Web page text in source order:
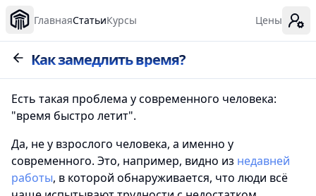
ГлавнаяСтатьиКурсы Цены
Как замедлить время?
Есть такая проблема у современного человека:
"время быстро летит".
Да, не у взрослого человека, а именно у
современного. Это, например, видно из недавней
работы, в которой обнаруживается, что люди всё